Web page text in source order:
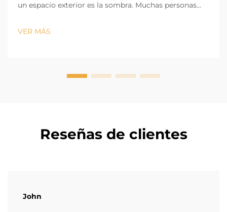
un espacio exterior es la sombra. Muchas personas
jardín junto con gazebos para proporcionar aún más
sombra. ¡Absolutamente! Dado que las sombrillas
VER MÁS
Reseñas de clientes
John